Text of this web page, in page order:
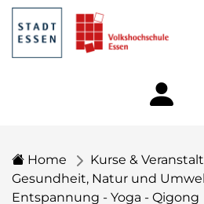
Home Kurse &
Gesundheit, Natur und
Entspannung - Yoga - Qigong